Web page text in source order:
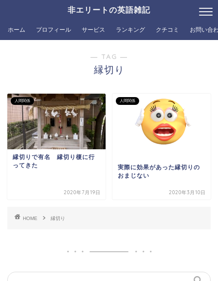
非エリートの英語雑記
ホーム プロフィール サービス ランキング クチコミ お問い合
― TAG ―
縁切り
人間関係
縁切りで有名 縁切り榎に行
ってきた
2020年7月19日
人間関係
実際に効果があった縁切りの
おまじない
2020年3月10日
HOME 縁切り